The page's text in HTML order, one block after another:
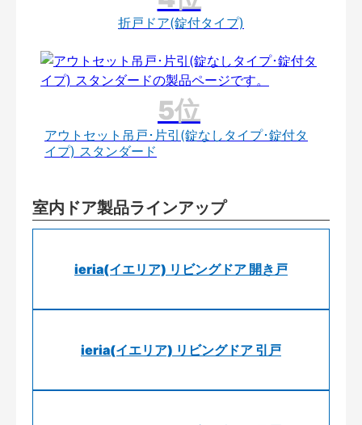
折戸ドア(錠付タイプ)
アウトセット吊戸･片引(錠なしタイプ･錠付タ
イプ) スタンダード
室内ドア製品ラインアップ
ieria(イエリア) リビングドア 開き戸
ieria(イエリア) リビングドア 引戸